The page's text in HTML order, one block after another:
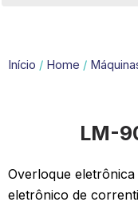
Início / Home /
LM-
Overloque
eletrônico de